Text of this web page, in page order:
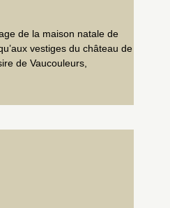
de la maison natale de
vestiges du château de
de Vaucouleurs,